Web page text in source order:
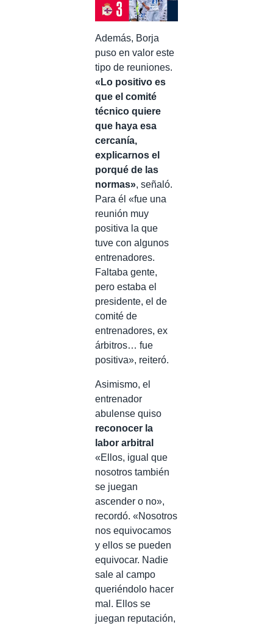
Además, Borja
puso en valor este
tipo de reuniones.
«Lo positivo es
que el comité
técnico quiere
que haya esa
cercanía,
explicarnos el
porqué de las
normas», señaló.
Para él «fue una
reunión muy
positiva la que
tuve con algunos
entrenadores.
Faltaba gente,
pero estaba el
presidente, el de
comité de
entrenadores, ex
árbitros… fue
positiva», reiteró.
Asimismo, el
entrenador
abulense quiso
reconocer la
labor arbitral
«Ellos, igual que
nosotros también
se juegan
ascender o no»,
recordó. «Nosotros
nos equivocamos
y ellos se pueden
equivocar. Nadie
sale al campo
queriéndolo hacer
mal. Ellos se
juegan reputación,